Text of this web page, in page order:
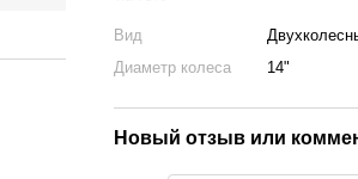
Вид
Диаметр колеса
14"
Новый отзыв или